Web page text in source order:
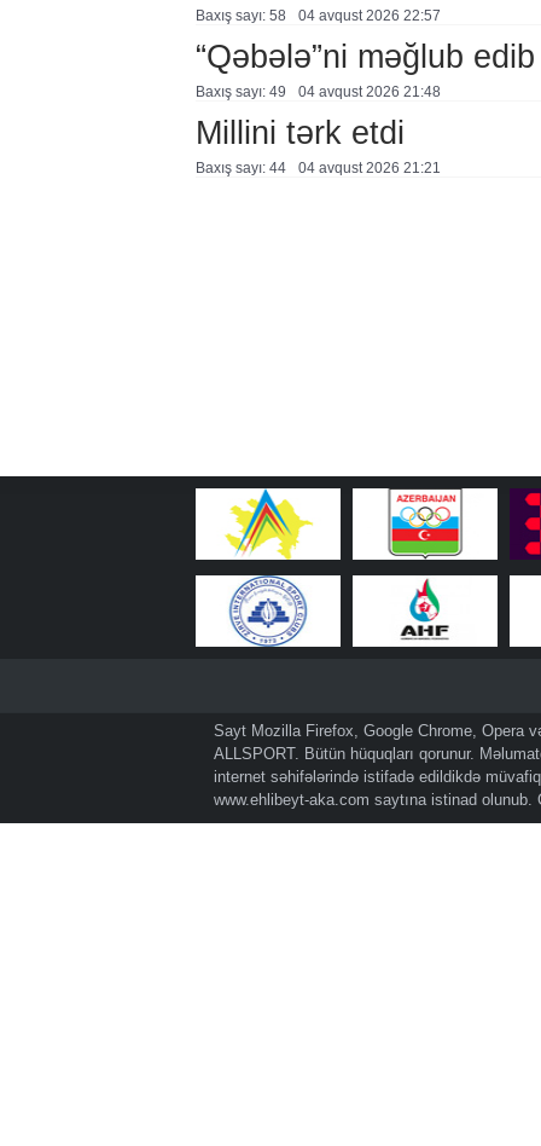
Baxış sayı: 58 04 avqust 2026 22:57
“Qəbələ”ni məğlub edib
Baxış sayı: 49 04 avqust 2026 21:48
Millini tərk etdi
Baxış sayı: 44 04 avqust 2026 21:21
Sayt Mozilla Firefox, Google Chrome, Opera
ALLSPORT. Bütün hüquqları qorunur.
internet səhifələrində istifadə edildikdə
www.ehlibeyt-aka.com saytına istinad olunub.